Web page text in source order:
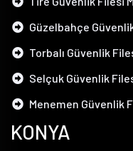
Güzelbahçe
Torbalı Güvenlik
Selçuk Güvenlik
Menemen Güvenlik
KONYA